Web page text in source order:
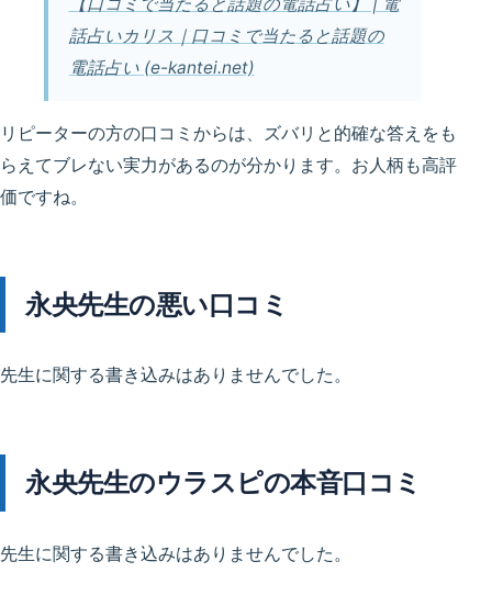
話占いカリス｜口コミで当たると話題の
電話占い (e-kantei.net)
リピーターの方の口コミからは、ズバリと的確な答えをも
らえてブレない実力があるのが分かります。お人柄も高評
価ですね。
永央先生の悪い口コミ
先生に関する書き込みはありませんでした。
永央先生のウラスピの本音口コミ
先生に関する書き込みはありませんでした。